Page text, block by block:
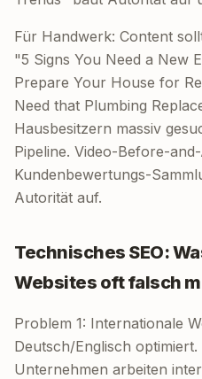
Für Handwerk: Content
"5 Signs You Need a New
Prepare Your House for
Need that Plumbing
Hausbesitzern massiv
Pipeline. Video-Before-
Kundenbewertungs-
Autorität auf.
Technisches SEO:
Websites oft falsch
Problem 1: Internationale
Deutsch/Englisch
Unternehmen arbeiten